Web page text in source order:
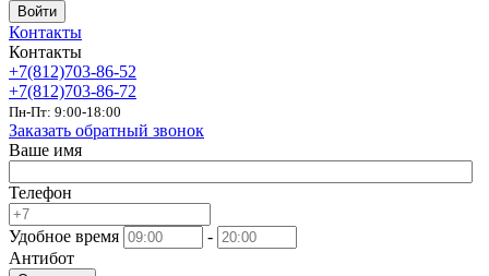
Войти
Контакты
Контакты
+7(812)703-86-52
+7(812)703-86-72
Пн-Пт: 9:00-18:00
Заказать обратный звонок
Ваше имя
Телефон
Удобное время
-
Антибот